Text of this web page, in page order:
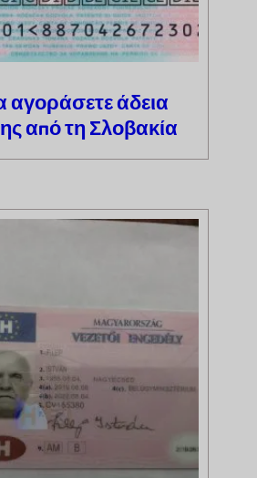
αγοράσετε άδεια
από τη Σλοβακία